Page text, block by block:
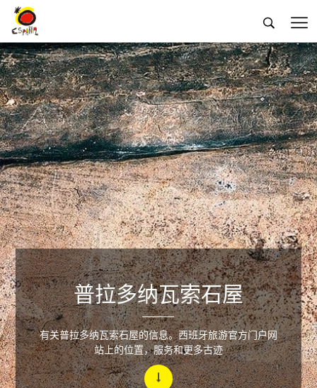
 
普拉多纳瓦索石屋
有关普拉多纳瓦索石屋的信息。西班牙旅游官方门户网
站上的位置，服务和更多古迹